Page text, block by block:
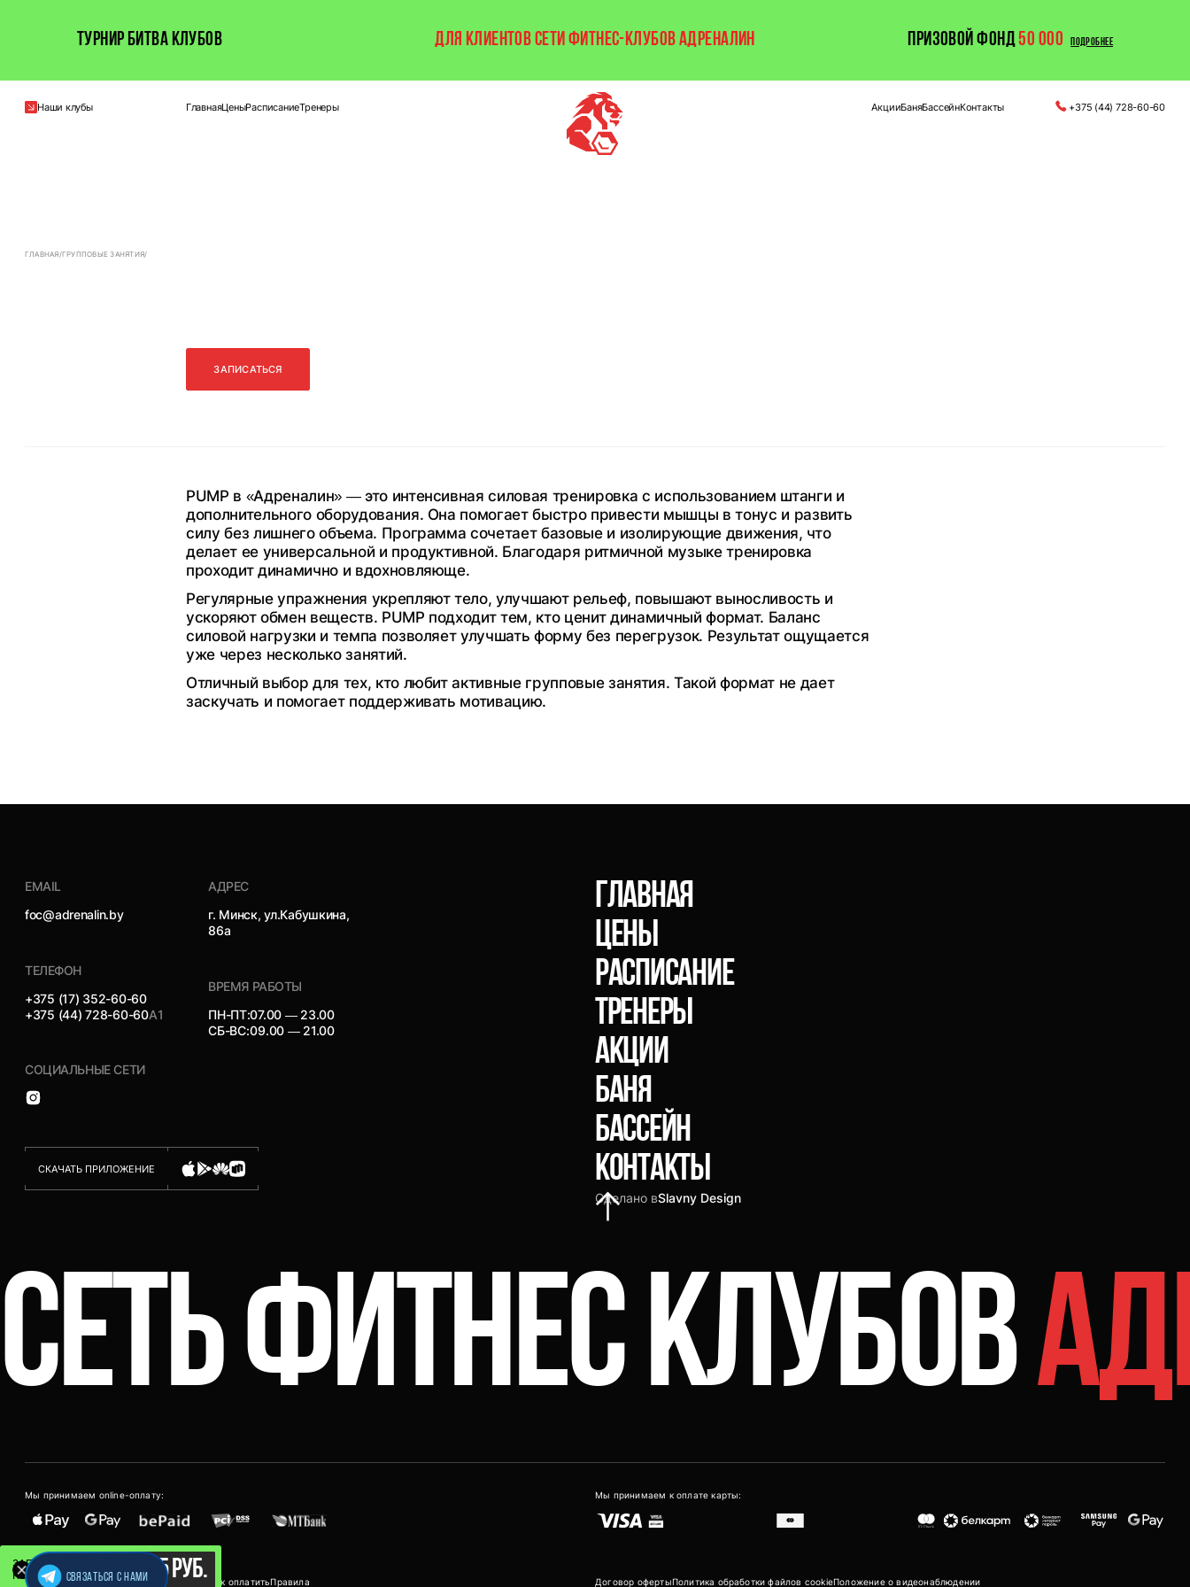
ТУРНИР БИТВА КЛУБОВ ДЛЯ КЛИЕНТОВ СЕТИ ФИТНЕС-КЛУБОВ АДРЕНАЛИН ПРИЗОВОЙ ФОНД50 000 ПОДРОБНЕЕ
Наши клубы ГлавнаяЦеныРасписаниеТренеры АкцииБаняБассейнКонтакты +375 (44) 728-60-60
ГЛАВНАЯ/ГРУППОВЫЕ ЗАНЯТИЯ/
PUMP
ЗАПИСАТЬСЯ
PUMP в «Адреналин» — это интенсивная силовая тренировка с использованием штанги и
дополнительного оборудования. Она помогает быстро привести мышцы в тонус и развить
силу без лишнего объема. Программа сочетает базовые и изолирующие движения, что
делает ее универсальной и продуктивной. Благодаря ритмичной музыке тренировка
проходит динамично и вдохновляюще.
Регулярные упражнения укрепляют тело, улучшают рельеф, повышают выносливость и
ускоряют обмен веществ. PUMP подходит тем, кто ценит динамичный формат. Баланс
силовой нагрузки и темпа позволяет улучшать форму без перегрузок. Результат ощущается
уже через несколько занятий.
Отличный выбор для тех, кто любит активные групповые занятия. Такой формат не дает
заскучать и помогает поддерживать мотивацию.
EMAIL
foc@adrenalin.by
ТЕЛЕФОН
+375 (17) 352-60-60
+375 (44) 728-60-60А1
СОЦИАЛЬНЫЕ СЕТИ
АДРЕС
г. Минск, ул.Кабушкина,
86а
ВРЕМЯ РАБОТЫ
ПН-ПТ:
СБ-ВС:
07.00 — 23.00
09.00 — 21.00
СКАЧАТЬ ПРИЛОЖЕНИЕ
главная
Цены
расписание
тренеры
акции
Баня
Бассейн
Контакты
Сделано вSlavny Design
СЕТЬ ФИТНЕС КЛУБОВ
Мы принимаем online-оплату: Мы принимаем к оплате карты:
Сеть фитнес-клубов "Адреналин" ©2026 Как оплатитьПравила Договор офертыПолитика обработки файлов cookieПоложение о видеонаблюдении
Связаться с нами
ЗАПИСАТЬСЯ НА ПЕРВОЕ
ПОСЕЩЕНИЕ
15 руб.